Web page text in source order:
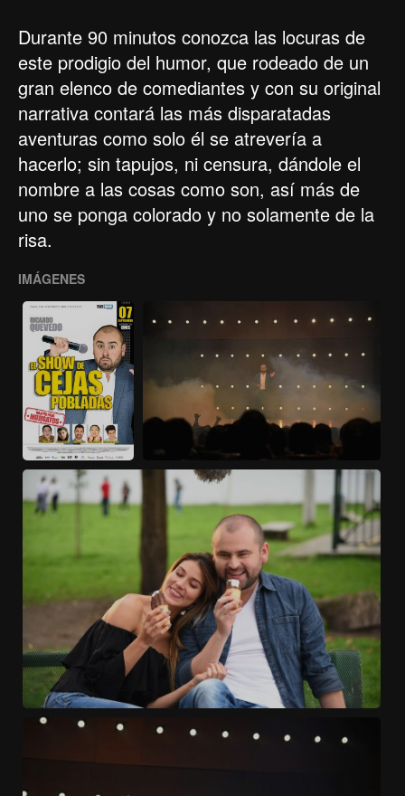
Durante 90 minutos conozca las locuras de
este prodigio del humor, que rodeado de un
gran elenco de comediantes y con su original
narrativa contará las más disparatadas
aventuras como solo él se atrevería a
hacerlo; sin tapujos, ni censura, dándole el
nombre a las cosas como son, así más de
uno se ponga colorado y no solamente de la
risa.
IMÁGENES